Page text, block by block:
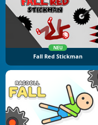
NEU
Fall Red Stickman